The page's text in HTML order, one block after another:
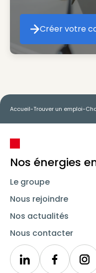
Créer votre
Accueil-Trouver un emploi-
Nos énergies
Le groupe
Nous rejoindre
Nos actualités
Nous contacter
LinkedinSynergie